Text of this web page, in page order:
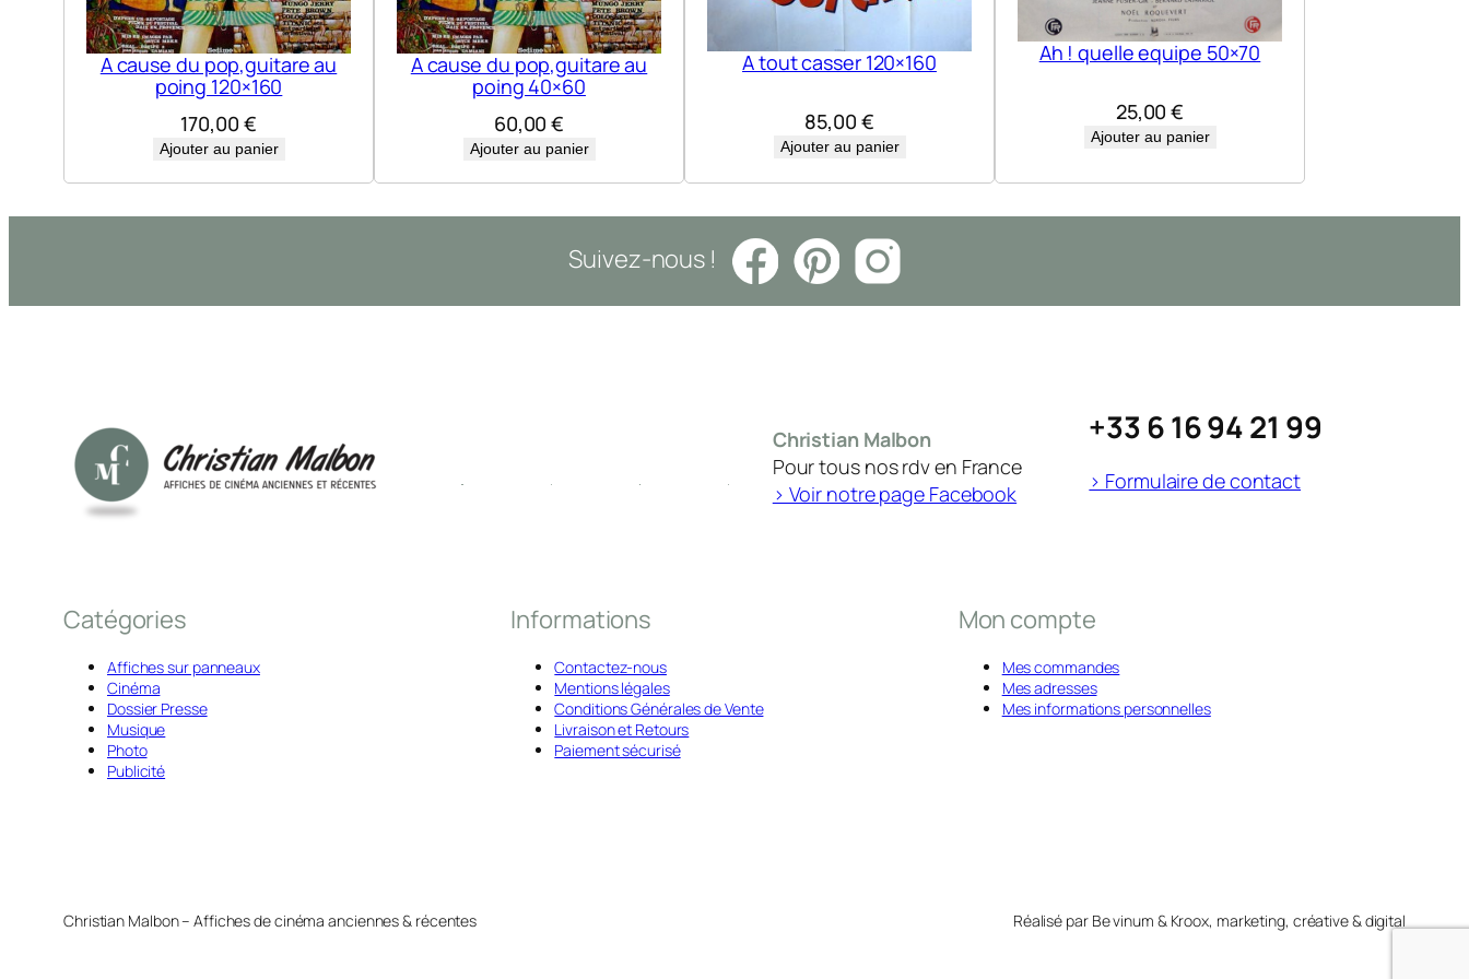
c
h
e
e
r
2
0
A cause du pop,guitare au
poing 120×160
170,00 €
Ajouter au panier
A cause du pop,guitare au
poing 40×60
60,00€
Ajouter au panier
A tout casser 120×160
85,00 €
Ajouter au panier
Ah ! quelle equipe 50×70
25,00€
Ajouter au panier
Suivez-nous !
Christian Malbon
Pour tous nos rdv en France
> Voir notre page Facebook
+33 6 16 94 21 99
> Formulaire de contact
Catégories
Affiches sur panneaux
Cinéma
Dossier Presse
Musique
Photo
Publicité
Informations
Contactez-nous
Mentions légales
Conditions Générales de Vente
Livraison et Retours
Paiement sécurisé
Mon compte
Mes commandes
Mes adresses
Mes informations personnelles
Christian Malbon – Affiches de cinéma anciennes & récentes Réalisé par Be vinum & Kroox, marketing, créative & digital